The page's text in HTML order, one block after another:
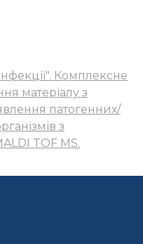
Комплексне
матеріалу з
патогенних/
з
TOF MS.